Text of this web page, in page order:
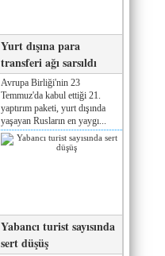
Yurt dışına para
transferi ağı sarsıldı
Avrupa Birliği'nin 23
Temmuz'da kabul ettiği 21.
yaptırım paketi, yurt dışında
yaşayan Rusların en yaygı...
Yabancı turist sayısında
sert düşüş